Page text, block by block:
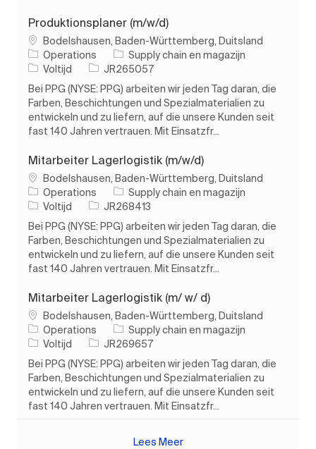
Produktionsplaner (m/w/d)
PlaatsBodelshausen, Baden-Württemberg, Duitsland
Operations
Categorie
Supply chain en magazijn
Soort baan
Voltijd Taak-ID
JR265057
Bei PPG (NYSE: PPG) arbeiten wir jeden Tag daran, die
Farben, Beschichtungen und Spezialmaterialien zu
entwickeln und zu liefern, auf die unsere Kunden seit
fast 140 Jahren vertrauen. Mit Einsatzfr...
Mitarbeiter Lagerlogistik (m/w/d)
PlaatsBodelshausen, Baden-Württemberg, Duitsland
Operations
Categorie
Supply chain en magazijn
Soort baan
Voltijd Taak-ID
JR268413
Bei PPG (NYSE: PPG) arbeiten wir jeden Tag daran, die
Farben, Beschichtungen und Spezialmaterialien zu
entwickeln und zu liefern, auf die unsere Kunden seit
fast 140 Jahren vertrauen. Mit Einsatzfr...
Mitarbeiter Lagerlogistik (m/ w/ d)
PlaatsBodelshausen, Baden-Württemberg, Duitsland
Operations
Categorie
Supply chain en magazijn
Soort baan
Voltijd Taak-ID
JR269657
Bei PPG (NYSE: PPG) arbeiten wir jeden Tag daran, die
Farben, Beschichtungen und Spezialmaterialien zu
entwickeln und zu liefern, auf die unsere Kunden seit
fast 140 Jahren vertrauen. Mit Einsatzfr...
Lees Meer